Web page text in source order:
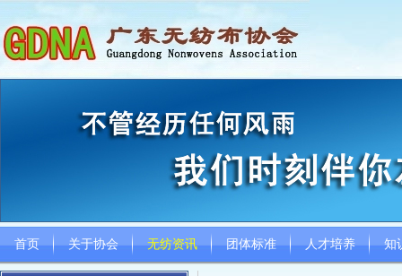
首页 关于协会 无纺资讯 团体标准 人才培养 知